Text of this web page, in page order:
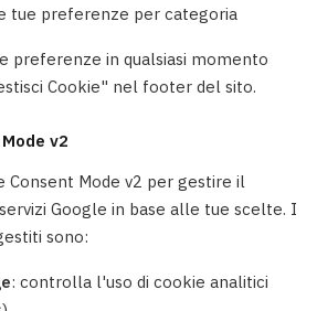
tue preferenze per categoria
preferenze in qualsiasi momento
Cookie" nel footer del sito.
v2
Consent Mode v2 per gestire il
Google in base alle tue scelte. I
sono:
: controlla l'uso di cookie analitici